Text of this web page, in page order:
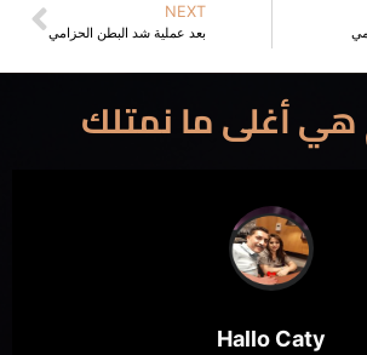
NEXT
بعد عملية شد البطن الحزامي
أغلى ما نمتلك
Hallo Caty